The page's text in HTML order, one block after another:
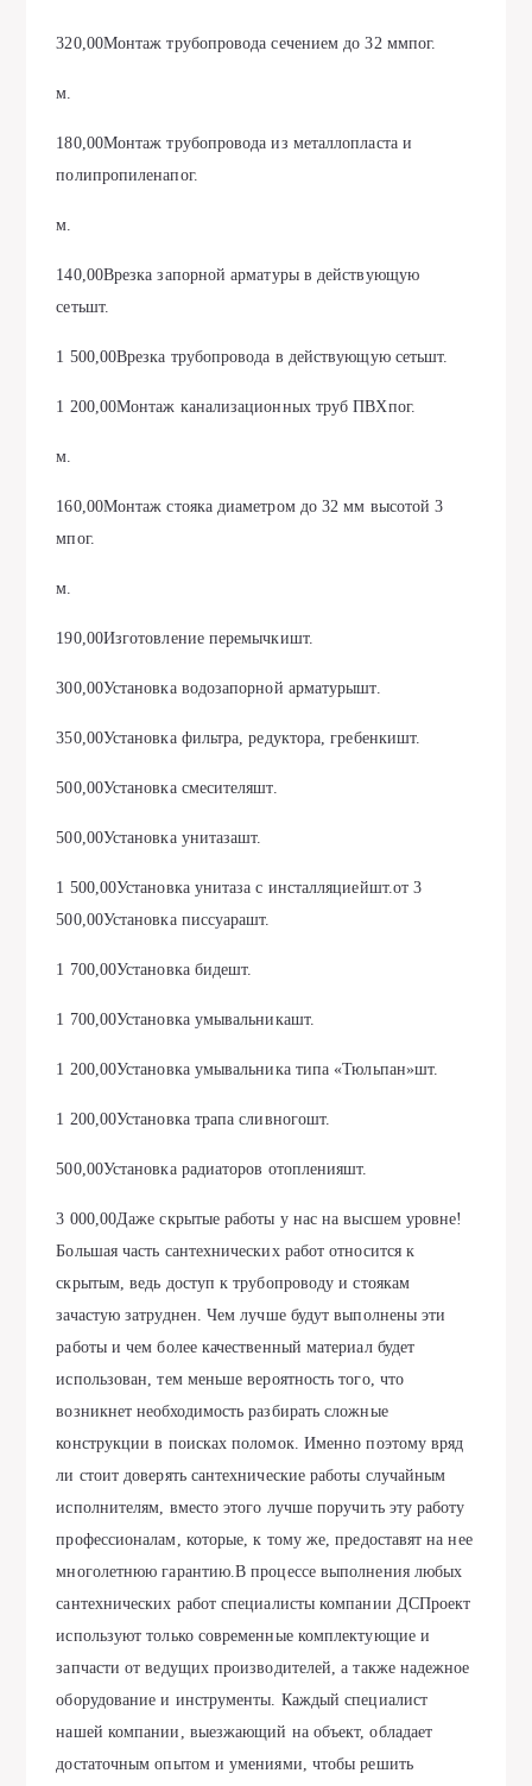
320,00Монтаж трубопровода сечением до 32 ммпог.
м.
180,00Монтаж трубопровода из металлопласта и
полипропиленапог.
м.
140,00Врезка запорной арматуры в действующую
сетьшт.
1 500,00Врезка трубопровода в действующую сетьшт.
1 200,00Монтаж канализационных труб ПВХпог.
м.
160,00Монтаж стояка диаметром до 32 мм высотой 3
мпог.
м.
190,00Изготовление перемычкишт.
300,00Установка водозапорной арматурышт.
350,00Установка фильтра, редуктора, гребенкишт.
500,00Установка смесителяшт.
500,00Установка унитазашт.
1 500,00Установка унитаза с инсталляциейшт.от 3
500,00Установка писсуарашт.
1 700,00Установка бидешт.
1 700,00Установка умывальникашт.
1 200,00Установка умывальника типа «Тюльпан»шт.
1 200,00Установка трапа сливногошт.
500,00Установка радиаторов отопленияшт.
3 000,00Даже скрытые работы у нас на высшем уровне!
Большая часть сантехнических работ относится к
скрытым, ведь доступ к трубопроводу и стоякам
зачастую затруднен. Чем лучше будут выполнены эти
работы и чем более качественный материал будет
использован, тем меньше вероятность того, что
возникнет необходимость разбирать сложные
конструкции в поисках поломок. Именно поэтому вряд
ли стоит доверять сантехнические работы случайным
исполнителям, вместо этого лучше поручить эту работу
профессионалам, которые, к тому же, предоставят на нее
многолетнюю гарантию.В процессе выполнения любых
сантехнических работ специалисты компании ДСПроект
используют только современные комплектующие и
запчасти от ведущих производителей, а также надежное
оборудование и инструменты. Каждый специалист
нашей компании, выезжающий на объект, обладает
достаточным опытом и умениями, чтобы решить